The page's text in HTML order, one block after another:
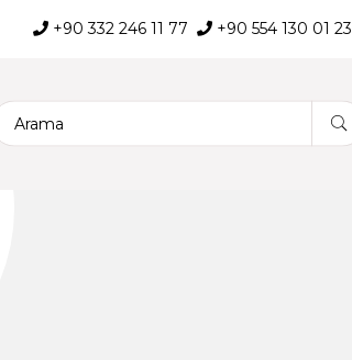
+90 332 246 11 77 +90 554 130 01 23